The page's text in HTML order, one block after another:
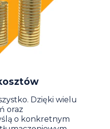
Dzięki wielu
oraz
o konkretnym